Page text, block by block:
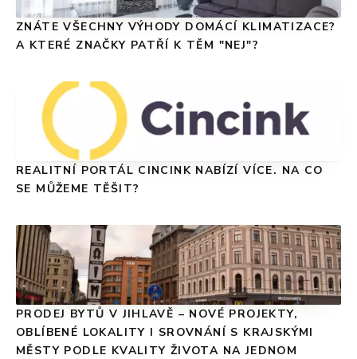
ZNÁTE VŠECHNY VÝHODY DOMÁCÍ KLIMATIZACE?
A KTERÉ ZNAČKY PATŘÍ K TĚM "NEJ"?
REALITNÍ PORTÁL CINCINK NABÍZÍ VÍCE. NA CO
SE MŮŽEME TĚŠIT?
PRODEJ BYTŮ V JIHLAVĚ – NOVÉ PROJEKTY,
OBLÍBENÉ LOKALITY I SROVNÁNÍ S KRAJSKÝMI
MĚSTY PODLE KVALITY ŽIVOTA NA JEDNOM